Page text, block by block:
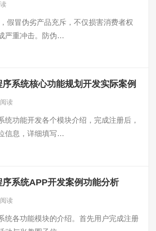
假冒伪劣产品充斥，不仅损害消费者权
严重冲击。防伪…
系统核心功能规划开发实际案例
阅读
统功能开发各个模块介绍，完成注册后，
信息，详细填写…
序系统APP开发案例功能分析
阅读
统各功能模块的介绍。首先用户完成注册